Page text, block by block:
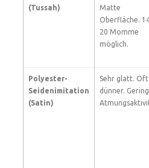
(Tussah)
Matte
Oberfläche.
20 Momme
möglich.
Polyester-
Seidenimitation
(Satin)
Sehr glatt. Oft
dünner.